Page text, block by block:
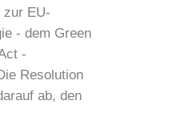
zur EU-
- dem Green
-
Resolution
ab, den